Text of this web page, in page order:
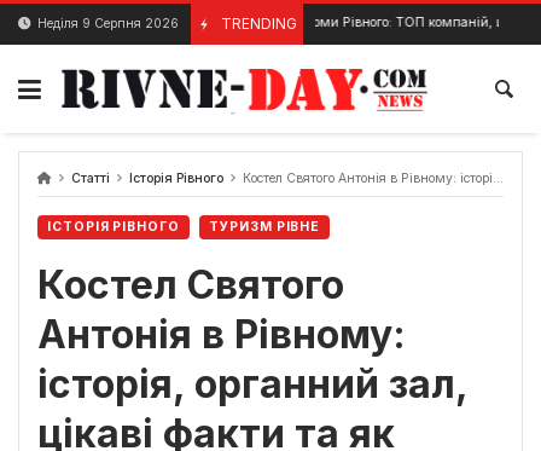
Skip
content
Неділя 9 Серпня 2026 TRENDING
19 Грудня, 2024 Охоронні фірми Рівного: ТОП компаній, ціни, послуги та як
Статті Історія Рівного Костел Святого Антонія в Рівному: історія, органний зал, цікаві факти та як відвідати
ІСТОРІЯ РІВНОГО ТУРИЗМ РІВНЕ
Костел Святого
Антонія в Рівному:
історія, органний зал,
цікаві факти та як